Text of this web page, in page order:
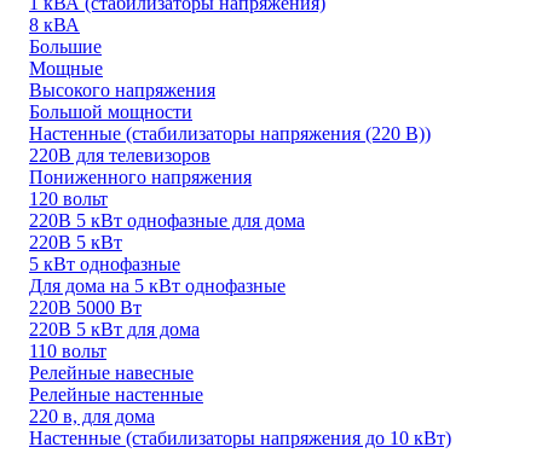
8 кВА
Большие
Мощные
Высокого напряжения
Большой мощности
Настенные (стабилизаторы напряжения (220 В))
220В для телевизоров
Пониженного напряжения
120 вольт
220В 5 кВт однофазные для дома
220В 5 кВт
5 кВт однофазные
Для дома на 5 кВт однофазные
220В 5000 Вт
220В 5 кВт для дома
110 вольт
Релейные навесные
Релейные настенные
220 в, для дома
Настенные (стабилизаторы напряжения до 10 кВт)